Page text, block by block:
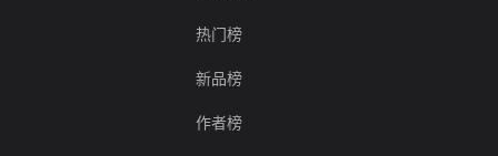
热门榜
新品榜
作者榜